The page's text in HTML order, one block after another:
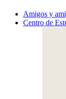
Amigos y
Centro de